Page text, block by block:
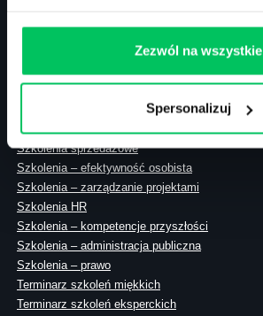
Zezwól na wszystkie
Spersonalizuj
00-394 Warszawa
Szkolenia menedżerskie
Szkolenia sprzedażowe
Szkolenia – efektywność osobista
Szkolenia – zarządzanie projektami
Szkolenia HR
Szkolenia – kompetencje przyszłości
Szkolenia – administracja publiczna
Szkolenia – prawo
Terminarz szkoleń miękkich
Terminarz szkoleń eksperckich